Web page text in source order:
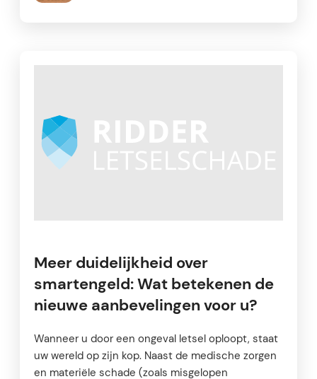
Meer duidelijkheid over
smartengeld: Wat betekenen de
nieuwe aanbevelingen voor u?
Wanneer u door een ongeval letsel oploopt, staat
uw wereld op zijn kop. Naast de medische zorgen
en materiële schade (zoals misgelopen